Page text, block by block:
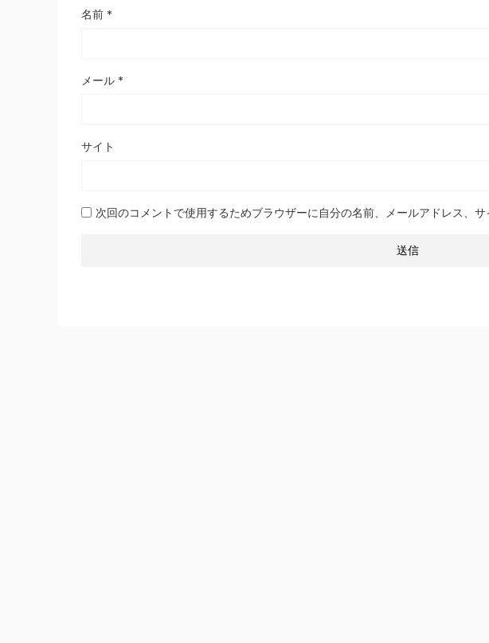
名前 *
メール *
サイト
次回のコメントで使用するためブラウザーに自分の名前、メールアドレス、サ